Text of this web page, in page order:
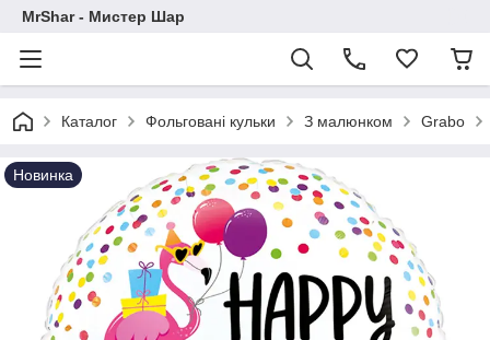
MrShar - Мистер Шар
Каталог Фольговані кульки З малюнком Grabo
Новинка